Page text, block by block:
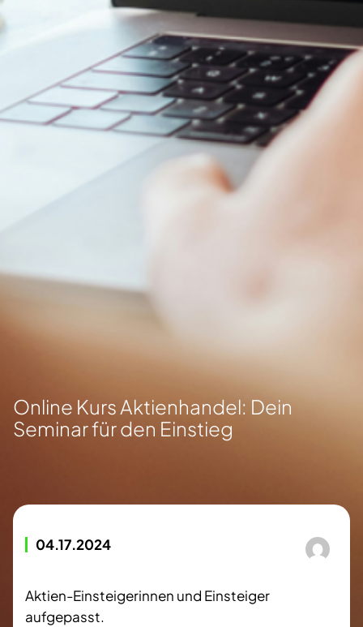
Online Kurs Aktienhandel: Dein
Seminar für den Einstieg
04.17.2024
Aktien-Einsteigerinnen und Einsteiger
aufgepasst.